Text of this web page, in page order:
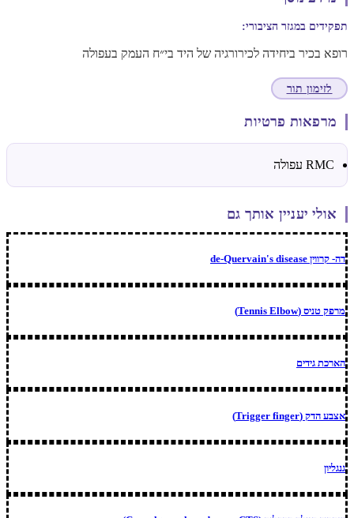
תפקידים במגזר הציבורי:
רופא בכיר ביחידה לכירורגיה של היד בי״ח העמק בעפולה
לזימון תור
מרפאות פרטיות
RMC עפולה
אולי יעניין אותך גם
דה- קרווין de-Quervain's disease
מרפק טניס (Tennis Elbow)
הארכת גידים
אצבע הדק (Trigger finger)
גנגליון